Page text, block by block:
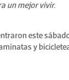
un mejor vivir.
este
y